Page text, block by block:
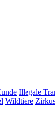
Illegale
Wildtiere